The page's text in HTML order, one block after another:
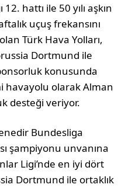
hattı ile 50 yılı aşkın
uçuş frekansını
Türk Hava Yolları,
Dortmund ile
konusunda
havayolu olarak Alman
desteği veriyor.
Bundesliga
şampiyonu unvanına
Ligi’nde en iyi dört
Dortmund ile ortaklık